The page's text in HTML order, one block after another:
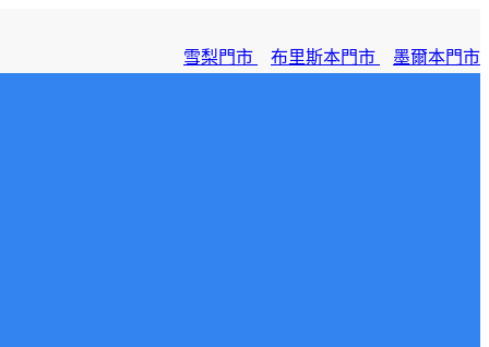
雪梨門市 布里斯本門市 墨爾本門市